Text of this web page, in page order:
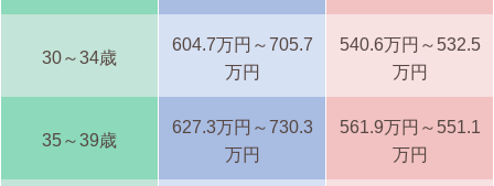
30～34歳
604.7万円～705.7
万円
540.6万円～532.5
万円
35～39歳
627.3万円～730.3
万円
561.9万円～551.1
万円